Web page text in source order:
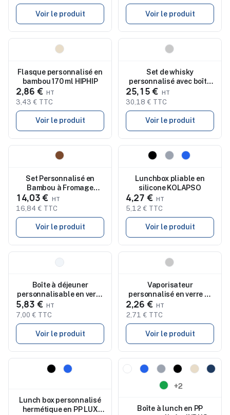
Voir le produit Voir le produit
Flasque personnalisé en
bambou 170 ml HIPHIP
2,86 €
3,43 € TTC
Voir le produit
Set de whisky
personnalisé avec boîte
en bambou INVERNESS
25,15 €
30,18 € TTC
Voir le produit
Set Personnalisé en
Bambou à Fromage
Regina
14,03 €
16,84 € TTC
Voir le produit
Nouveau
Lunchbox pliable en
silicone KOLAPSO
4,27 €
5,12 € TTC
Voir le produit
Boîte à déjeuner
personnalisable en verre
et bambou TUNDRA
5,83 €
7,00 € TTC
Voir le produit
Vaporisateur
personnalisé en verre et
inox pour huile - Caius
2,26 €
2,71 € TTC
Voir le produit
Lunch box personnalisé
hermétique en PP LUX
Nouveau
+2
Boîte à lunch en PP